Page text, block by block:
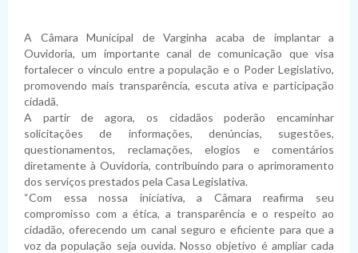
A Câmara Municipal de Varginha acaba de implantar a
Ouvidoria, um importante canal de comunicação que visa
fortalecer o vínculo entre a população e o Poder Legislativo,
promovendo mais transparência, escuta ativa e participação
cidadã.
A partir de agora, os cidadãos poderão encaminhar
solicitações de informações, denúncias, sugestões,
questionamentos, reclamações, elogios e comentários
diretamente à Ouvidoria, contribuindo para o aprimoramento
dos serviços prestados pela Casa Legislativa.
“Com essa nossa iniciativa, a Câmara reafirma seu
compromisso com a ética, a transparência e o respeito ao
cidadão, oferecendo um canal seguro e eficiente para que a
voz da população seja ouvida. Nosso objetivo é ampliar cada